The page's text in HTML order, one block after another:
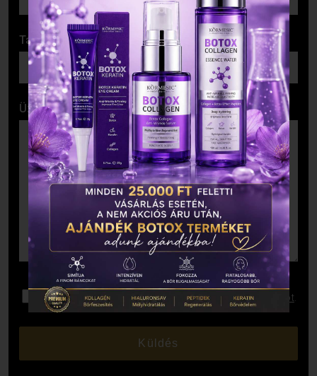
Tárgy
Üzenet
Elolvastam és elfogadom az Adatkezelési Tájékoztatót